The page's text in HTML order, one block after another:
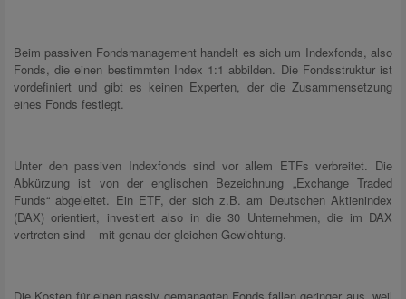
Beim passiven Fondsmanagement handelt es sich um Indexfonds, also
Fonds, die einen bestimmten Index 1:1 abbilden. Die Fondsstruktur ist
vordefiniert und gibt es keinen Experten, der die Zusammensetzung
eines Fonds festlegt.
Unter den passiven Indexfonds sind vor allem ETFs verbreitet. Die
Abkürzung ist von der englischen Bezeichnung „Exchange Traded
Funds“ abgeleitet. Ein ETF, der sich z.B. am Deutschen Aktienindex
(DAX) orientiert, investiert also in die 30 Unternehmen, die im DAX
vertreten sind – mit genau der gleichen Gewichtung.